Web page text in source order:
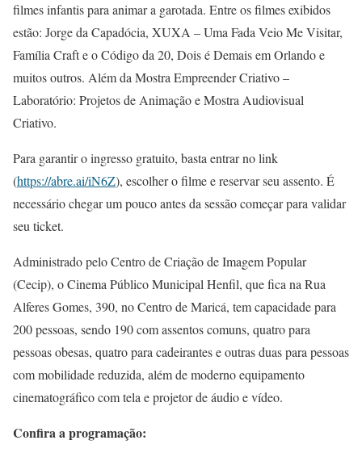
filmes infantis para animar a garotada. Entre os filmes exibidos
estão: Jorge da Capadócia, XUXA – Uma Fada Veio Me Visitar,
Família Craft e o Código da 20, Dois é Demais em Orlando e
muitos outros. Além da Mostra Empreender Criativo –
Laboratório: Projetos de Animação e Mostra Audiovisual
Criativo.
Para garantir o ingresso gratuito, basta entrar no link
(https://abre.ai/iN6Z), escolher o filme e reservar seu assento. É
necessário chegar um pouco antes da sessão começar para validar
seu ticket.
Administrado pelo Centro de Criação de Imagem Popular
(Cecip), o Cinema Público Municipal Henfil, que fica na Rua
Alferes Gomes, 390, no Centro de Maricá, tem capacidade para
200 pessoas, sendo 190 com assentos comuns, quatro para
pessoas obesas, quatro para cadeirantes e outras duas para pessoas
com mobilidade reduzida, além de moderno equipamento
cinematográfico com tela e projetor de áudio e vídeo.
Confira a programação: